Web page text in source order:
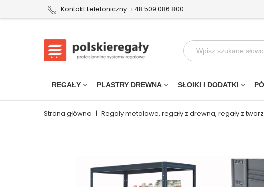
Kontakt telefoniczny: +48 509 086 800
REGAŁY PLASTRY DREWNA SŁOIKI I DODATKI
Strona główna | Regały metalowe, regały z drewna, regały z